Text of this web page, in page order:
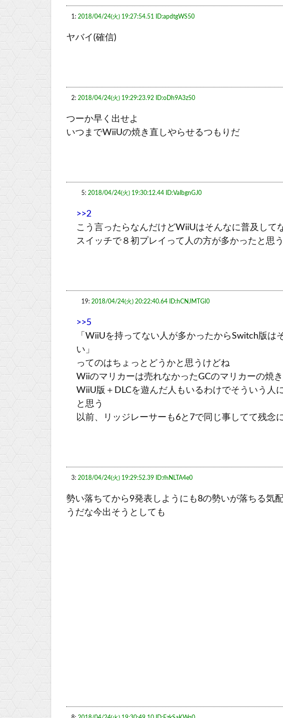
1: 2018/04/24(火) 19:27:54.51 ID:apdtgWS50
ヤバイ(確信)
2: 2018/04/24(火) 19:29:23.92 ID:oDh9A3z50
つーか早く出せよ
いつまでWiiUの焼き直しやらせるつもりだ
5: 2018/04/24(火) 19:30:12.44 ID:VaIbgnGJ0
>>2
こう言ったらなんだけどWiiUはそんなに普及して
スイッチで８初プレイって人の方が多かったと思
19: 2018/04/24(火) 20:22:40.64 ID:hCNJMTGl0
>>5
「WiiUを持ってない人が多かったからSwitch版は
い」
ってのはちょっとどうかと思うけどね
Wiiのマリカーは売れなかったGCのマリカーの焼
WiiU版＋DLCを遊んだ人もいるわけでそういう人
と思う
以前、リッジレーサーも6と7で同じ事してて残念
3: 2018/04/24(火) 19:29:52.39 ID:fhNLTA4e0
勢い落ちてから9発表しようにも8の勢いが落ちる気
うだな今出そうとしても